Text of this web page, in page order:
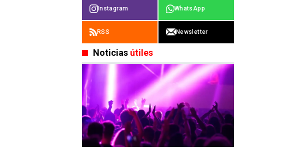
Instagram WhatsApp
RSS Newsletter
Noticias útiles